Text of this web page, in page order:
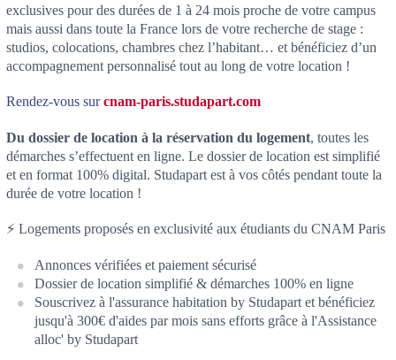
exclusives pour des durées de 1 à 24 mois proche de votre campus
mais aussi dans toute la France lors de votre recherche de stage :
studios, colocations, chambres chez l’habitant… et bénéficiez d’un
accompagnement personnalisé tout au long de votre location !
Rendez-vous sur cnam-paris.studapart.com
Du dossier de location à la réservation du logement, toutes les
démarches s’effectuent en ligne. Le dossier de location est simplifié
et en format 100% digital. Studapart est à vos côtés pendant toute la
durée de votre location !
⚡ Logements proposés en exclusivité aux étudiants du CNAM Paris
Annonces vérifiées et paiement sécurisé
Dossier de location simplifié & démarches 100% en ligne
Souscrivez à l'assurance habitation by Studapart et bénéficiez
jusqu'à 300€ d'aides par mois sans efforts grâce à l'Assistance
alloc' by Studapart